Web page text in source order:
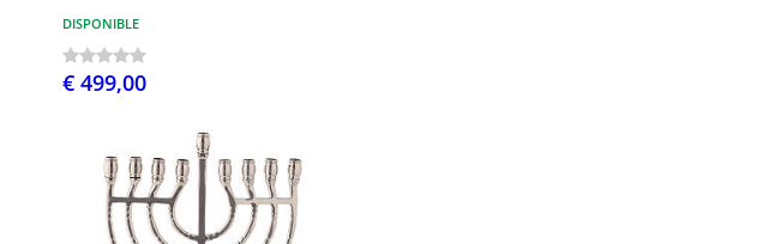
DISPONIBLE
€ 499,00